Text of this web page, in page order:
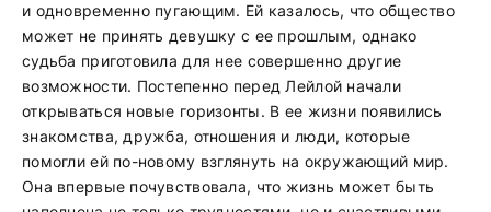
и одновременно пугающим. Ей казалось, что общество
может не принять девушку с ее прошлым, однако
судьба приготовила для нее совершенно другие
возможности. Постепенно перед Лейлой начали
открываться новые горизонты. В ее жизни появились
знакомства, дружба, отношения и люди, которые
помогли ей по-новому взглянуть на окружающий мир.
Она впервые почувствовала, что жизнь может быть